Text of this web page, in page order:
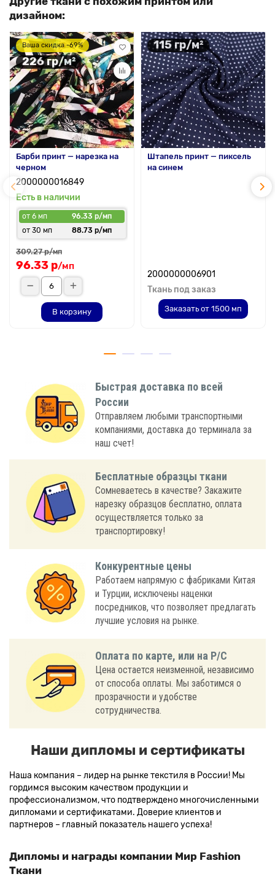
дизайном:
Ваша скидка -69%
226 гр/м²
Барби принт — нарезка на
черном
2000000016849
Есть в наличии
от 6 мп
96.33 р/мп
от 30 мп
88.73 р/мп
309.27 р/мп
96.33 р/мп
В корзину
115 гр/м²
Штапель принт — пиксель
на синем
2000000006901
Ткань под заказ
Заказать от 1500 мп
Быстрая доставка по всей
России
Отправляем любыми транспортными
компаниями, доставка до терминала за
наш счет!
Бесплатные образцы ткани
Сомневаетесь в качестве? Закажите
нарезку образцов бесплатно, оплата
осуществляется только за
транспортировку!
Конкурентные цены
Работаем напрямую с фабриками Китая
и Турции, исключены наценки
посредников, что позволяет предлагать
лучшие условия на рынке.
Оплата по карте, или на Р/С
Цена остается неизменной, независимо
от способа оплаты. Мы заботимся о
прозрачности и удобстве
сотрудничества.
Наши дипломы и сертификаты
Наша компания – лидер на рынке текстиля в России! Мы
гордимся высоким качеством продукции и
профессионализмом, что подтверждено многочисленными
дипломами и сертификатами. Доверие клиентов и
партнеров – главный показатель нашего успеха!
Дипломы и награды компании Мир Fashion
Ткани